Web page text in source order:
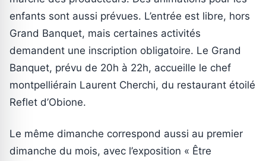
enfants sont aussi prévues. L’entrée est libre, hors
Grand Banquet, mais certaines activités
demandent une inscription obligatoire. Le Grand
Banquet, prévu de 20h à 22h, accueille le chef
montpelliérain Laurent Cherchi, du restaurant étoilé
Reflet d’Obione.
Le même dimanche correspond aussi au premier
dimanche du mois, avec l’exposition « Être